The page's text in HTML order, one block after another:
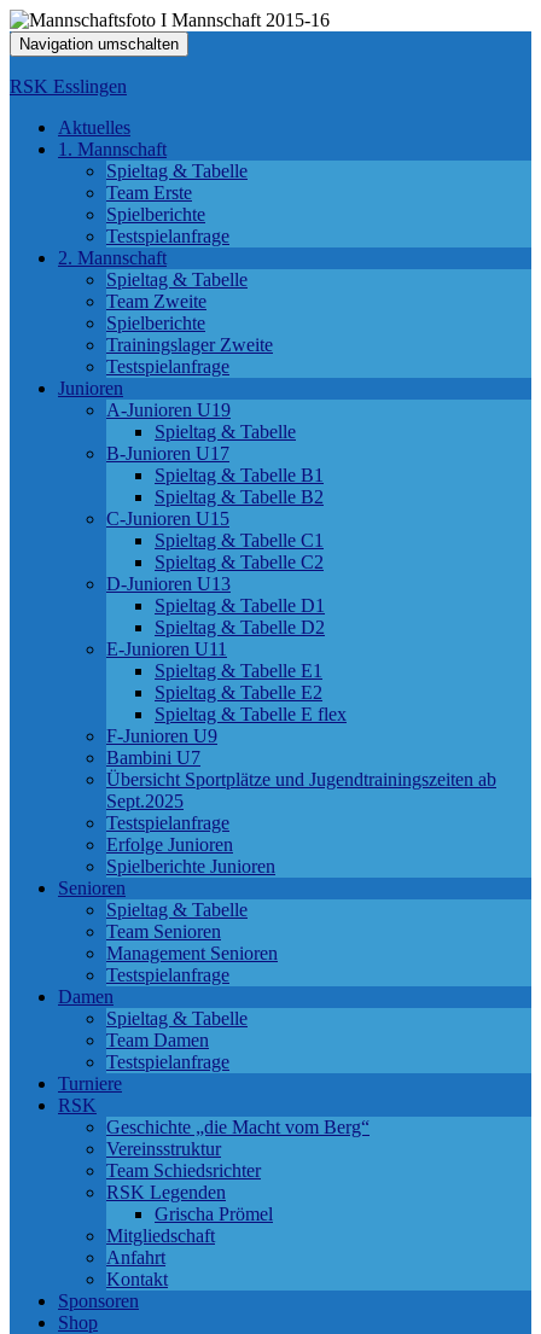
Navigation umschalten
RSK Esslingen
Aktuelles
1. Mannschaft
Spieltag & Tabelle
Team Erste
Spielberichte
Testspielanfrage
2. Mannschaft
Spieltag & Tabelle
Team Zweite
Spielberichte
Trainingslager Zweite
Testspielanfrage
Junioren
A-Junioren U19
Spieltag & Tabelle
B-Junioren U17
Spieltag & Tabelle B1
Spieltag & Tabelle B2
C-Junioren U15
Spieltag & Tabelle C1
Spieltag & Tabelle C2
D-Junioren U13
Spieltag & Tabelle D1
Spieltag & Tabelle D2
E-Junioren U11
Spieltag & Tabelle E1
Spieltag & Tabelle E2
Spieltag & Tabelle E flex
F-Junioren U9
Bambini U7
Übersicht Sportplätze und Jugendtrainingszeiten ab
Sept.2025
Testspielanfrage
Erfolge Junioren
Spielberichte Junioren
Senioren
Spieltag & Tabelle
Team Senioren
Management Senioren
Testspielanfrage
Damen
Spieltag & Tabelle
Team Damen
Testspielanfrage
Turniere
RSK
Geschichte „die Macht vom Berg“
Vereinsstruktur
Team Schiedsrichter
RSK Legenden
Grischa Prömel
Mitgliedschaft
Anfahrt
Kontakt
Sponsoren
Shop